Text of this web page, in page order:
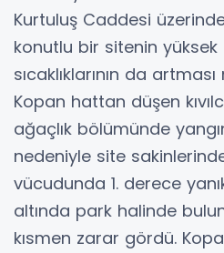
Kurtuluş Caddesi
konutlu bir sitenin
sıcaklıklarının da
Kopan hattan düşen
ağaçlık bölümünde
nedeniyle site
vücudunda 1. derece
altında park halinde
kısmen zarar gördü.